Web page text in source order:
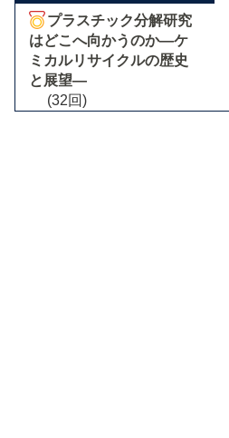
プラスチック分解研究
はどこへ向かうのか―ケ
ミカルリサイクルの歴史
と展望―
(32回)